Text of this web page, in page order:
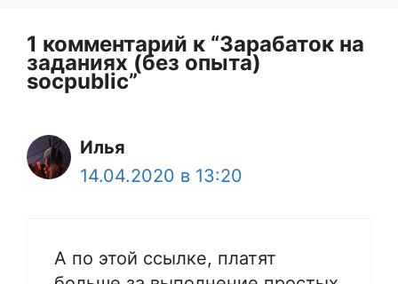
1 комментарий к “Зарабаток на
заданиях (без опыта)
socpublic”
Илья
14.04.2020 в 13:20
А по этой ссылке, платят